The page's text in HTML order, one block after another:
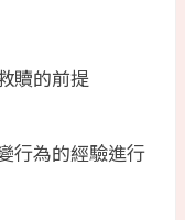
贖的前提
行為的經驗進行